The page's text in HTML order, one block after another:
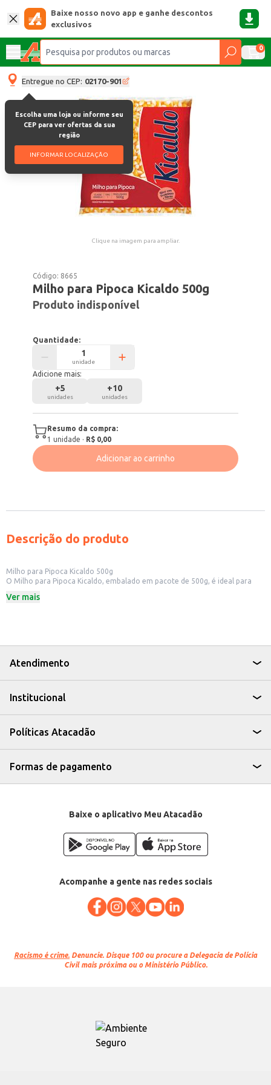
Baixe nosso novo app e ganhe descontos
exclusivos
0
Entregue no CEP: 02170-901
Escolha uma loja ou informe seu
CEP para ver ofertas da sua
região
INFORMAR LOCALIZAÇÃO
Clique na imagem para ampliar.
Código: 8665
Milho para Pipoca Kicaldo 500g
Produto indisponível
Quantidade:
unidade
Adicione mais:
+5
unidades
+10
unidades
Resumo da compra:
1 unidade · R$ 0,00
Adicionar ao carrinho
Descrição do produto
Milho para Pipoca Kicaldo 500g
O Milho para Pipoca Kicaldo, embalado em pacote de 500g, é ideal para
momentos de lazer em casa, o milho de pipoca Kicaldo é uma opção
Pode ser utilizado em máquinas de pipoca ou preparado em panela.
Ótima opção para revenda em pequenos comércios e estabelecimentos.
Com o Milho para Pipoca Kicaldo, você garante um produto de qualidade
Ver mais
Atendimento
Institucional
Políticas Atacadão
Formas de pagamento
Baixe o aplicativo Meu Atacadão
Acompanhe a gente nas redes sociais
Racismo é crime. Denuncie. Disque 100 ou procure a Delegacia de Polícia
Civil mais próxima ou o Ministério Público.